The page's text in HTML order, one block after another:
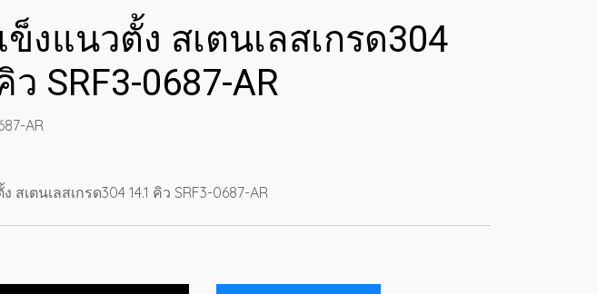
งแนวตั้ง สเตนเลสเกรด304
ว SRF3-0687-AR
AR
สเตนเลสเกรด304 14.1 คิว SRF3-0687-AR